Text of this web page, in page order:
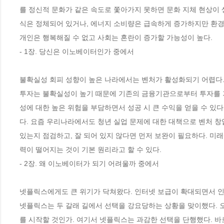
를 정신적 문화가 같은 속도로 쫓아가지 못하면 문화 지체 현상
식은 정체되어 있거나, 에너지 소비량은 급속하게 증가하지만 환
개인은 행복해질 수 없고 사회는 혼란이 증가할 가능성이 높다.
- 1장. 당신은 이노베이터인가 중에서
불확실성 회피 성향이 높은 나라에서는 벤처가 활성화되기 어렵
투자는 불확실성이 높기 때문에 기존의 금융기관으로부터 투자
성에 대한 높은 위험을 부담하면서 성공 시 큰 수익을 얻을 수 있
다. 요즘 우리나라에서도 청년 실업 문제에 대한 대책으로 벤처
있는지 점검하고, 잘 되어 있지 않다면 먼저 보완이 필요하다. 미
력이 떨어지는 것이 기본 원리라고 할 수 있다.
- 2장. 왜 이노베이터가 되기 어려울까 중에서
넷플릭스에게도 큰 위기가 닥쳐왔다. 인터넷 보급이 확대되면서
넷플릭스는 두 갈래 길에서 선택을 강요당하는 상황을 맞이했다.
를 시작할 것인가. 여기서 넷플릭스는 과감한 선택을 단행했다.